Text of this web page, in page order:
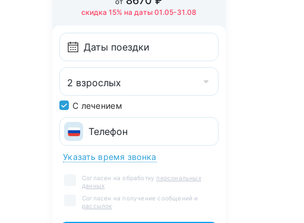
скидка 15% на даты 01.05-31.08
2 взрослых
С лечением
Указать время звонка
Согласен на обработку персональных
данных
Согласен на получение сообщений и
рассылок